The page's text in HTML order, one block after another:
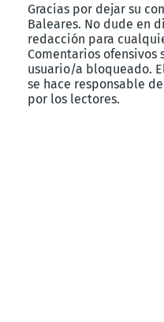
Gracias por dejar su
Baleares. No dude en
redacción para
Comentarios ofensivos
usuario/a bloqueado.
se hace responsable
por los lectores.